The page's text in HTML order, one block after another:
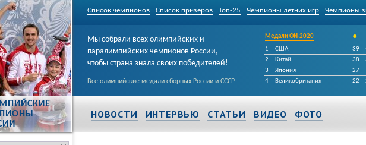
Список чемпионов Список призеров Топ-25 Чемпионы летних игр Чемпионы
Мы собрали всех олимпийских и
паралимпийских чемпионов России,
чтобы страна знала своих победителей!
Все олимпийские медали сборных России и СССР
Медали ОИ-2020 •
1
США 39
2
Китай 38
3
Япония 27
4
Великобритания 22
НОВОСТИ ИНТЕРВЬЮ СТАТЬИ ВИДЕО ФОТО